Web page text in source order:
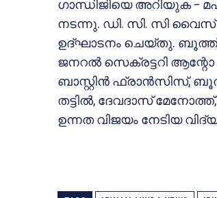
ഗാന്ധിജിയെ അറിയുക –
നടന്നു. ഡി. സി. സി
ഉദ്ഘാടനം ചെയ്തു. ബൂത്ത്
ജനറല്‍ സെക്രട്ടറി
ബാസ്റ്റിന്‍ ഫ്രാന്‍സിസ്,
തട്ടില്‍, ദേവദാസ്
ഉന്നത വിജയം നേടിയ